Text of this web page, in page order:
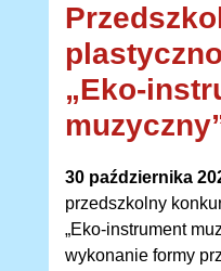
„Eko-
30 października
przedszkolny
„Eko-instrument
wykonanie formy